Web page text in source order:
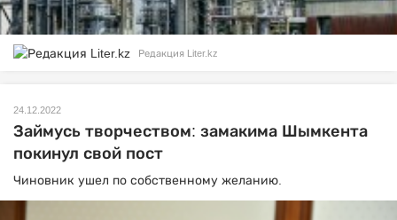
Редакция Liter.kz
24.12.2022
Займусь творчеством: замакима Шымкента
покинул свой пост
Чиновник ушел по собственному желанию.